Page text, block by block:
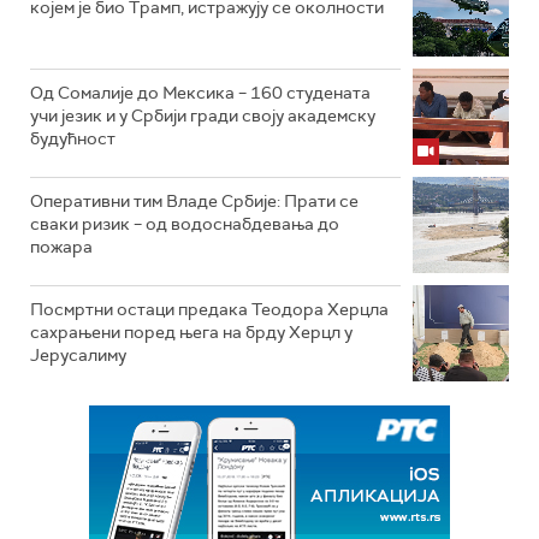
којем је био Трамп, истражују се околности
Од Сомалије до Мексика – 160 студената
учи језик и у Србији гради своју академску
будућност
Оперативни тим Владе Србије: Прати се
сваки ризик – од водоснабдевања до
пожара
Посмртни остаци предака Теодора Херцла
сахрањени поред њега на брду Херцл у
Јерусалиму